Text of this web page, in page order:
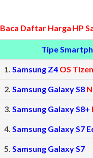
Baca Daftar Harga HP
Tipe
1. Samsung Z4 OS
2. Samsung Galaxy S8
3. Samsung Galaxy S8+
4. Samsung Galaxy S7
5. Samsung Galaxy S7